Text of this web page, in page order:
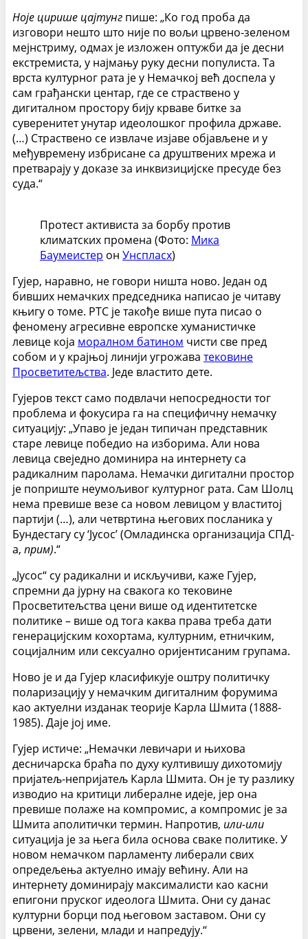
Ноје цирише цајтунг пише: „Ко год проба да
изговори нешто што није по вољи црвено-зеленом
мејнстриму, одмах је изложен оптужби да је десни
екстремиста, у најмању руку десни популиста. Та
врста културног рата је у Немачкој већ доспела у
сам грађански центар, где се страствено у
дигиталном простору бију крваве битке за
суверенитет унутар идеолошког профила државе.
(…) Страствено се извлаче изјаве објављене и у
међувремену избрисане са друштвених мрежа и
претварају у доказе за инквизицијске пресуде без
суда.“
Протест активиста за борбу против
климатских промена (Фото: Мика
Баумеистер он Унспласх)
Гујер, наравно, не говори ништа ново. Један од
бивших немачких председника написао је читаву
књигу о томе. РТС је такође више пута писао о
феномену агресивне европске хуманистичке
левице која моралном батином чисти све пред
собом и у крајњој линији угрожава тековине
Просветитељства. Једе властито дете.
Гујеров текст само подвлачи непосредности тог
проблема и фокусира га на специфичну немачку
ситуацију: „Упаво је један типичан представник
старе левице победио на изборима. Али нова
левица свеједно доминира на интернету са
радикалним паролама. Немачки дигитални простор
је поприште неумољивог културног рата. Сам Шолц
нема превише везе са новом левицом у властитој
партији (…), али четвртина његових посланика у
Бундестагу су ‘Јусос’ (Омладинска организација СПД-
а, прим).“
„Јусос“ су радикални и искључиви, каже Гујер,
спремни да јурну на свакога ко тековине
Просветитељства цени више од идентитетске
политике – више од тога каква права треба дати
генерацијским кохортама, културним, етничким,
социјалним или сексуално оријентисаним групама.
Ново је и да Гујер класификује оштру политичку
поларизацију у немачким дигиталним форумима
као актуелни изданак теорије Карла Шмита (1888-
1985). Даје јој име.
Гујер истиче: „Немачки левичари и њихова
десничарска браћа по духу култивишу дихотомију
пријатељ-непријатељ Карла Шмита. Он је ту разлику
изводио на критици либералне идеје, јер она
превише полаже на компромис, а компромис је за
Шмита аполитички термин. Напротив, или-или
ситуација је за њега била основа сваке политике. У
новом немачком парламенту либерали свих
опредељења актуелно имају већину. Али на
интернету доминирају максималисти као касни
епигони пруског идеолога Шмита. Они су данас
културни борци под његовом заставом. Они су
црвени, зелени, млади и напредују.“